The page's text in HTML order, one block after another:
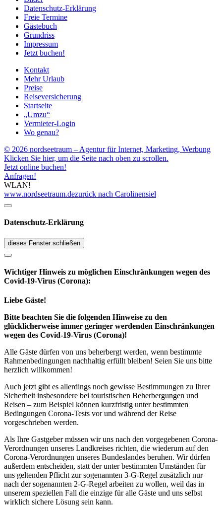
Datenschutz-Erklärung
Freie Termine
Gästebuch
Grundriss
Impressum
Jetzt buchen!
Kontakt
Mehr Urlaub
Preise
Reiseversicherung
Startseite
„Umzu“
Vermieter-Login
Wo genau?
© 2026 nordseetraum – Agentur für Internet, Marketing, Werbung
Klicken Sie hier, um die Seite nach oben zu scrollen.
Jetzt online buchen!
Anfragen!
WLAN!
www.nordseetraum.dezurück nach Carolinensiel
Datenschutz-Erklärung
dieses Fenster schließen
Wichtiger Hinweis zu möglichen Ein­schränk­ungen wegen des
Covid-19-Virus (Corona):
Liebe Gäste!
Bitte beachten Sie die folgenden Hinweise zu den
glücklicherweise immer geringer werdenden Einschränkungen
wegen des Covid-19-Virus (Corona)!
Alle Gäste dürfen von uns beherbergt werden, wenn bestimmte
Rahmenbedingungen nachhaltig erfüllt bleiben! Seien Sie uns bitte
herzlich willkommen!
Auch jetzt gibt es allerdings noch gewisse Bestimmungen zu Ihrer
Sicherheit insbesondere bei touristischen Beherbergungen und
Reisen – zum Beispiel können kurzfristig unter bestimmten
Bedingungen Corona-Tests vor und während der Reise
vorgeschrieben werden.
Als Ihre Gastgeber müssen wir uns nach den vorgegebenen Corona-
Verordnungen unseres Landkreises richten, die wiederum auf den
Corona-Verordnungen unseres Bundeslandes beruhen. Wir dürfen
außerdem entscheiden, statt der unter bestimmten Umständen für
uns geltenden Pflicht zur sogenannten 3-G-Regel zusätzlich nur
nach der sogenannten 2-G-Regel arbeiten zu wollen, weil das in
unserem speziellen Fall die einzige für alle Gäste und uns selbst
wirklich sichere Lösung sein kann.